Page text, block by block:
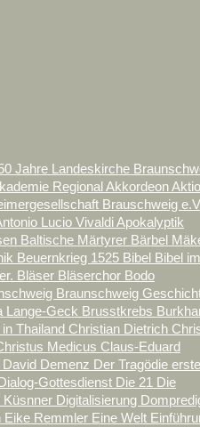
Jahre Landeskirche
RegionalAkkordeon
Brauschweig
Lucio VivaldiApokalyptik
Baltische Märtyrer Bärbel
Beuernkrieg 1525 Bibel Bibel im
Bläser Bläserchor Bodo
Braunschweig
Lange-Geck Brusstkrebs
Thailand Christian Dietrich
Medicus Claus-Eduard
David Demenz Der Tragödie
Gottesdienst Die 21 Die
Küsnner Digitalisierung
Eike Remmler Eine Welt